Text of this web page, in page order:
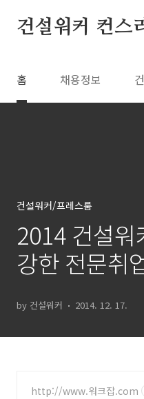
건설워커 컨스
홈 채용정보
건설워커/프레스룸
2014 건설워
강한 전문취
by 건설워커 2014. 12. 17.
http://www.워크잡.com